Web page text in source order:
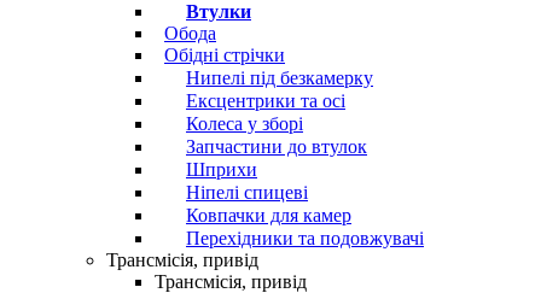
Втулки
Обода
Обідні стрічки
Нипелі під безкамерку
Ексцентрики та осі
Колеса у зборі
Запчастини до втулок
Шприхи
Ніпелі спицеві
Ковпачки для камер
Перехідники та подовжувачі
Трансмісія, привід
Трансмісія, привід